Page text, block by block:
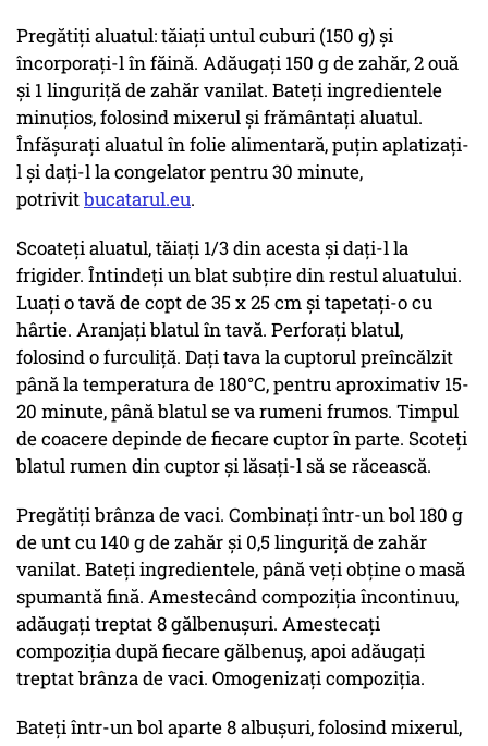
Pregătiți aluatul: tăiați untul cuburi (150 g) și
încorporați-l în făină. Adăugați 150 g de zahăr, 2 ouă
și 1 linguriță de zahăr vanilat. Bateți ingredientele
minuțios, folosind mixerul și frământați aluatul.
Înfășurați aluatul în folie alimentară, puțin aplatizați-
l și dați-l la congelator pentru 30 minute,
potrivitbucatarul.eu.
Scoateți aluatul, tăiați 1/3 din acesta și dați-l la
frigider. Întindeți un blat subțire din restul aluatului.
Luați o tavă de copt de 35 x 25 cm și tapetați-o cu
hârtie. Aranjați blatul în tavă. Perforați blatul,
folosind o furculiță. Dați tava la cuptorul preîncălzit
până la temperatura de 180°C, pentru aproximativ 15-
20 minute, până blatul se va rumeni frumos. Timpul
de coacere depinde de fiecare cuptor în parte. Scoteți
blatul rumen din cuptor și lăsați-l să se răcească.
Pregătiți brânza de vaci. Combinați într-un bol 180 g
de unt cu 140 g de zahăr și 0,5 linguriță de zahăr
vanilat. Bateți ingredientele, până veți obține o masă
spumantă fină. Amestecând compoziția încontinuu,
adăugați treptat 8 gălbenușuri. Amestecați
compoziția după fiecare gălbenuș, apoi adăugați
treptat brânza de vaci. Omogenizați compoziția.
Bateți într-un bol aparte 8 albușuri, folosind mixerul,